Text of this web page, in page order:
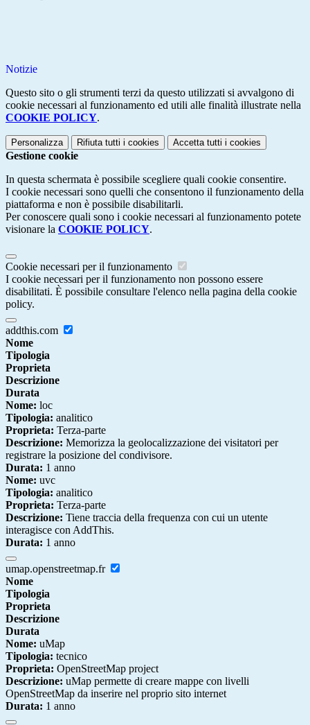
Notizie
Questo sito o gli strumenti terzi da questo utilizzati si avvalgono di
cookie necessari al funzionamento ed utili alle finalità illustrate nella
COOKIE POLICY.
Personalizza Rifiuta tutti i cookies Accetta tutti i cookies
Gestione cookie
In questa schermata è possibile scegliere quali cookie consentire.
I cookie necessari sono quelli che consentono il funzionamento della
piattaforma e non è possibile disabilitarli.
Per conoscere quali sono i cookie necessari al funzionamento potete
visionare la COOKIE POLICY.
Cookie necessari per il funzionamento
I cookie necessari per il funzionamento non possono essere
disabilitati. È possibile consultare l'elenco nella pagina della cookie
policy.
addthis.com
Nome
Tipologia
Proprieta
Descrizione
Durata
Nome: loc
Tipologia: analitico
Proprieta: Terza-parte
Descrizione: Memorizza la geolocalizzazione dei visitatori per
registrare la posizione del condivisore.
Durata: 1 anno
Nome: uvc
Tipologia: analitico
Proprieta: Terza-parte
Descrizione: Tiene traccia della frequenza con cui un utente
interagisce con AddThis.
Durata: 1 anno
umap.openstreetmap.fr
Nome
Tipologia
Proprieta
Descrizione
Durata
Nome: uMap
Tipologia: tecnico
Proprieta: OpenStreetMap project
Descrizione: uMap permette di creare mappe con livelli
OpenStreetMap da inserire nel proprio sito internet
Durata: 1 anno